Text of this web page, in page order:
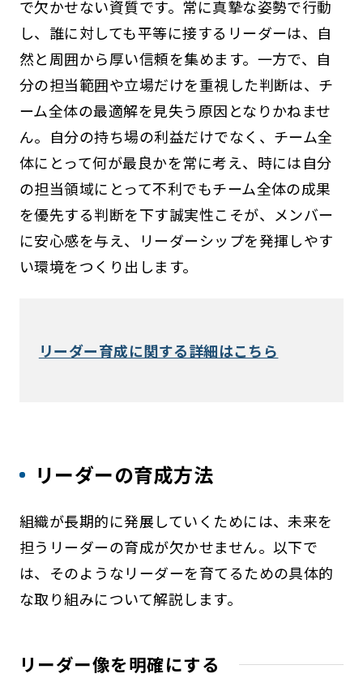
で欠かせない資質です。常に真摯な姿勢で行動
し、誰に対しても平等に接するリーダーは、自
然と周囲から厚い信頼を集めます。一方で、自
分の担当範囲や立場だけを重視した判断は、チ
ーム全体の最適解を見失う原因となりかねませ
ん。自分の持ち場の利益だけでなく、チーム全
体にとって何が最良かを常に考え、時には自分
の担当領域にとって不利でもチーム全体の成果
を優先する判断を下す誠実性こそが、メンバー
に安心感を与え、リーダーシップを発揮しやす
い環境をつくり出します。
リーダー育成に関する詳細はこちら
リーダーの育成方法
組織が長期的に発展していくためには、未来を
担うリーダーの育成が欠かせません。以下で
は、そのようなリーダーを育てるための具体的
な取り組みについて解説します。
リーダー像を明確にする